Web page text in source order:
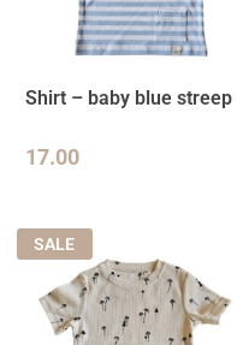
Shirt – baby blue streep
17.00
SALE